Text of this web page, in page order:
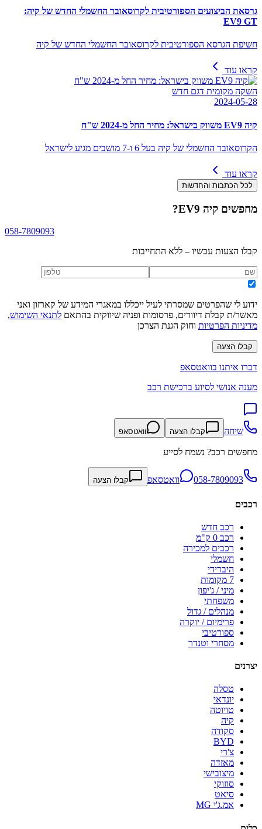
גרסאת הביצועים הספורטיבית לקרוסאובר החשמלי החדש של קיה:
EV9 GT
חשיפת הגרסא הספורטיבית לקרוסאובר החשמלי החדש של קיה
קראו עוד
השקה מקומית דגם חדש
2024-05-28
קיה EV9 משווק בישראל: מחיר החל מ-2024 ש"ח
הקרוסאובר החשמלי של קיה בעל 6 ו-7 מושבים מגיע לישראל
קראו עוד
לכל הכתבות והחדשות
מחפשים קיה EV9 ?
058-7809093
קבלו הצעות עכשיו – ללא התחייבות
ידוע לי שהפרטים שמסרתי לעיל ייכללו במאגרי המידע של קארזון ואני
מאשר/ת קבלת דיוורים, פרסומות ופניה שיווקית בהתאם לתנאי השימוש,
מדיניות הפרטיות וחוק הגנת הצרכן
קבלו הצעה
דברו איתנו בוואטסאפ
מענה אנושי לסיוע ברכישת רכב
שיחה קבלו הצעה וואטסאפ
מחפשים רכב? נשמח לסייע
058-7809093 וואטסאפ קבלו הצעה
רכבים
רכב חדש
רכב 0 ק"מ
רכבים למכירה
חשמלי
היברידי
7 מקומות
מיני / ג'יפון
משפחתי
מנהלים / גדול
פרימיום / יוקרה
ספורטיבי
מסחרי וטנדר
יצרנים
טסלה
יונדאי
טויוטה
קיה
סקודה
BYD
צ'רי
מאזדה
מיצובישי
סוזוקי
סיאט
אמ.ג'י MG